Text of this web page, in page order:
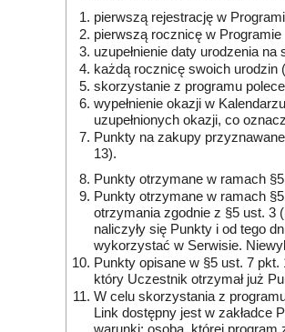
pierwszą rejestrację w
pierwszą rocznicę w Programie
uzupełnienie daty urodzenia
każdą rocznicę swoich urodzin
skorzystanie z programu
wypełnienie okazji w
uzupełnionych okazji, co
Punkty na zakupy
13).
Punkty otrzymane w ramach
Punkty otrzymane w ramach
otrzymania zgodnie z §5 ust. 3
naliczyły się Punkty i od tego
wykorzystać w Serwisie.
Punkty opisane w §5 ust. 7
który Uczestnik otrzymał już
W celu skorzystania z
Link dostępny jest w zakładce